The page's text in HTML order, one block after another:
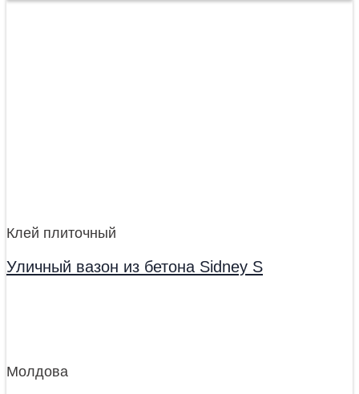
Клей плиточный
Уличный вазон из бетона Sidney S
Молдова